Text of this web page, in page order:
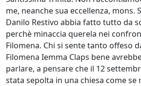
me, neanche sua eccellenza, mons.
Danilo Restivo abbia fatto tutto da
perchè minaccia querela nei
Filomena. Chi si sente tanto offeso
Filomena Iemma Claps bene
parlare, a pensare che il 12
stata sepolta in una chiesa come se